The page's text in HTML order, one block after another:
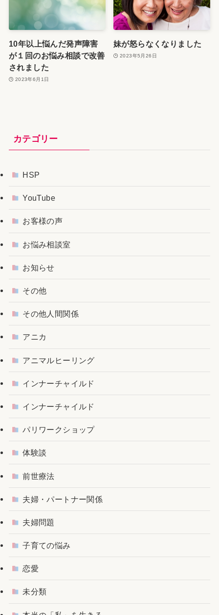
10年以上悩んだ発声障害
が１回のお悩み相談で改善
されました
2023年6月1日
妹が怒らなくなりました
2023年5月26日
カテゴリー
HSP
YouTube
お客様の声
お悩み相談室
お知らせ
その他
その他人間関係
アニカ
アニマルヒーリング
インナーチャイルド
インナーチャイルド
パリワークショップ
体験談
前世療法
夫婦・パートナー関係
夫婦問題
子育ての悩み
恋愛
未分類